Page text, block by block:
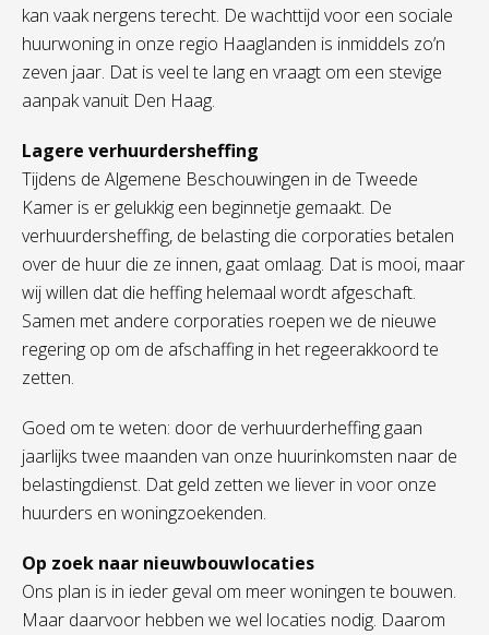
kan vaak nergens terecht. De wachttijd voor een sociale
huurwoning in onze regio Haaglanden is inmiddels zo’n
zeven jaar. Dat is veel te lang en vraagt om een stevige
aanpak vanuit Den Haag.
Lagere verhuurdersheffing
Tijdens de Algemene Beschouwingen in de Tweede
Kamer is er gelukkig een beginnetje gemaakt. De
verhuurdersheffing, de belasting die corporaties betalen
over de huur die ze innen, gaat omlaag. Dat is mooi, maar
wij willen dat die heffing helemaal wordt afgeschaft.
Samen met andere corporaties roepen we de nieuwe
regering op om de afschaffing in het regeerakkoord te
zetten.
Goed om te weten: door de verhuurderheffing gaan
jaarlijks twee maanden van onze huurinkomsten naar de
belastingdienst. Dat geld zetten we liever in voor onze
huurders en woningzoekenden.
Op zoek naar nieuwbouwlocaties
Ons plan is in ieder geval om meer woningen te bouwen.
Maar daarvoor hebben we wel locaties nodig. Daarom